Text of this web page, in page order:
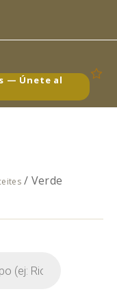
— Únete al
/ Verde